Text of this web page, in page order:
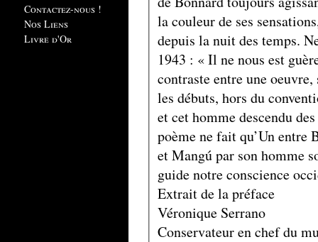
Contactez-nous !
Nos Liens
Livre d'Or
la couleur de ses
depuis la nuit des temps.
1943 : « Il ne nous est
contraste entre une
les débuts, hors du
et cet homme descendu
poème ne fait qu’Un entre
et Mangú par son homme
guide notre conscience
Extrait de la préface
Véronique Serrano
Conservateur en chef du